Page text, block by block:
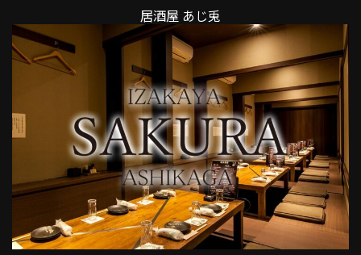
居酒屋 あじ兎